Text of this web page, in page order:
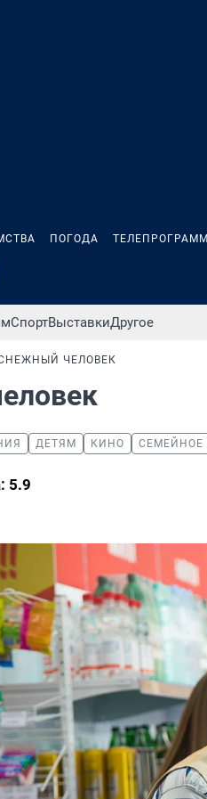
ПОГОДА
СпортВыставкиДругое
ЧЕЛОВЕК
ДЕТЯМ КИНО СЕМЕЙНОЕ
5.9